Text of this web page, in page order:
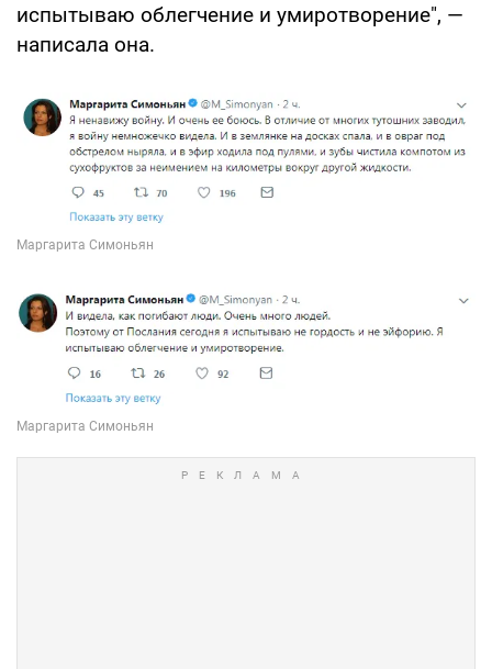
испытываю облегчение и умиротворение", —
написала она.